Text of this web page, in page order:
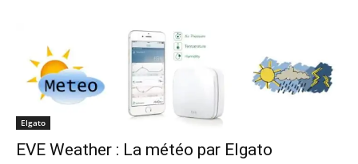
Elgato
EVE Weather : La météo par Elgato